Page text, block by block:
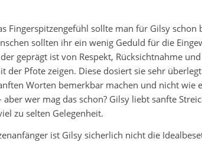
sollte man für Gilsy
sollten ihr ein wenig Geduld für die
geprägt ist von Respekt, Rücksichtnahme
Pfote zeigen. Diese dosiert sie sehr
Worten bemerkbar machen und nicht wie
wer mag das schon? Gilsy liebt sanfte
zu selten Gelegenheit.
ist Gilsy sicherlich nicht die